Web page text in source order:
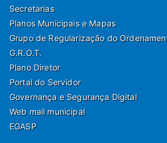
Secretarias
Planos Municipais e Mapas
Grupo de Regularização do
G.R.O.T.
Plano Diretor
Portal do Servidor
Governança e Segurança Digital
Web mail municipal
EGASP